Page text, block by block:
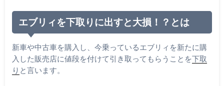
エブリィを下取りに出すと大損！？とは
新車や中古車を購入し、今乗っているエブリィを新たに購
入した販売店に値段を付けて引き取ってもらうことを下取
り と言います。